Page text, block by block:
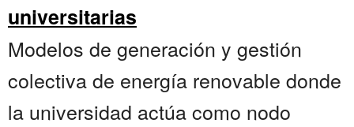
universitarias
Modelos de generación y gestión
colectiva de energía renovable donde
la universidad actúa como nodo